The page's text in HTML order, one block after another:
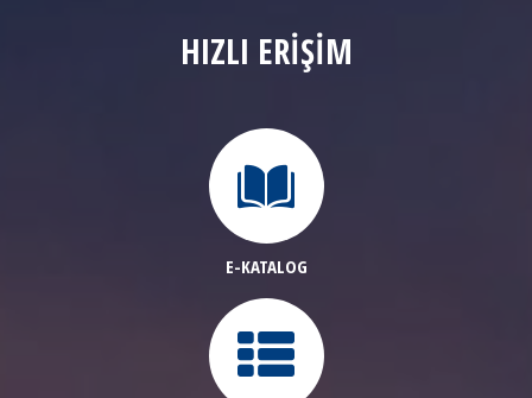
HIZLI ERİŞİM
E-KATALOG